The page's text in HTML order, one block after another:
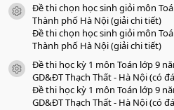
icon tài liệu
Đề thi chọn học sinh giỏi môn
Thành phố Hà Nội (giải chi tiết)
Đề thi chọn học sinh giỏi môn
Thành phố Hà Nội (giải chi tiết)
icon tài liệu
Đề thi học kỳ 1 môn Toán lớp 9
GD&ĐT Thạch Thất - Hà Nội (có
Đề thi học kỳ 1 môn Toán lớp 9
GD&ĐT Thạch Thất - Hà Nội (có